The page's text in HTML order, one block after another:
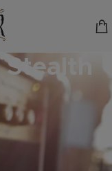
HH Stealth